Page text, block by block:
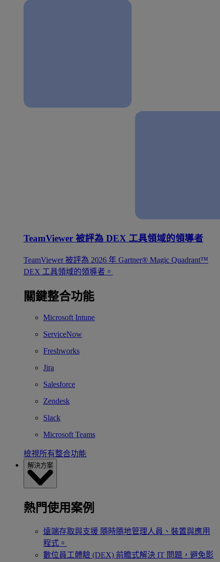
TeamViewer 被評為 DEX 工具領域的領導者
TeamViewer 被評為 2026 年 Gartner® Magic Quadrant™
DEX 工具領域的領導者。
關鍵整合功能
Microsoft Intune
ServiceNow
Freshworks
Jira
Salesforce
Zendesk
Slack
Microsoft Teams
檢視所有整合功能
解決方案
熱門使用案例
遠端存取與支援 隨時隨地管理人員、裝置與應用
程式。
數位員工體驗 (DEX) 前瞻式解決 IT 問題，避免影